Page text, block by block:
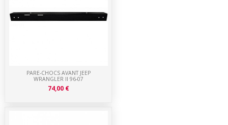
PARE-CHOCS AVANT JEEP
WRANGLER II 96-07
74,00 €